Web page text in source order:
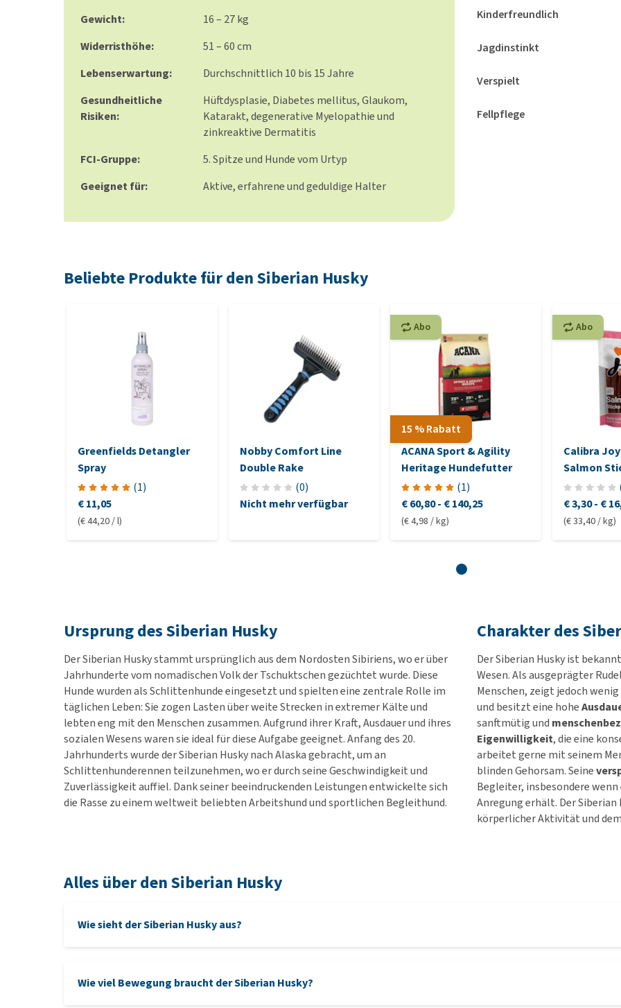
Gewicht:
16 – 27 kg
Widerristhöhe:
51 – 60 cm
Lebenserwartung:
Durchschnittlich 10 bis 15 Jahre
Gesundheitliche
Risiken:
Hüftdysplasie, Diabetes mellitus, Glaukom,
Katarakt, degenerative Myelopathie und
zinkreaktive Dermatitis
FCI-Gruppe:
5. Spitze und Hunde vom Urtyp
Geeignet für:
Aktive, erfahrene und geduldige Halter
Kinderfreundlich
Jagdinstinkt
Verspielt
Fellpflege
Beliebte Produkte für den Siberian Husky
Greenfields Detangler
Spray
(1)
€ 11,05
(€ 44,20 / l)
Nobby Comfort Line
Double Rake
(0)
Nicht mehr verfügbar
15 % Rabatt
Abo
ACANA Sport & Agility
Heritage Hundefutter
(1)
€ 60,80- € 140,25
(€ 4,98 / kg)
Abo
Calibra
Salmon
€ 3,30 - €
(€ 33,40 / kg)
Ursprung des Siberian Husky
Der Siberian Husky stammt ursprünglich aus dem Nordosten Sibiriens, wo er über
Jahrhunderte vom nomadischen Volk der Tschuktschen gezüchtet wurde. Diese
Hunde wurden als Schlittenhunde eingesetzt und spielten eine zentrale Rolle im
täglichen Leben: Sie zogen Lasten über weite Strecken in extremer Kälte und
lebten eng mit den Menschen zusammen. Aufgrund ihrer Kraft, Ausdauer und ihres
sozialen Wesens waren sie ideal für diese Aufgabe geeignet. Anfang des 20.
Jahrhunderts wurde der Siberian Husky nach Alaska gebracht, um an
Schlittenhunderennen teilzunehmen, wo er durch seine Geschwindigkeit und
Zuverlässigkeit auffiel. Dank seiner beeindruckenden Leistungen entwickelte sich
die Rasse zu einem weltweit beliebten Arbeitshund und sportlichen Begleithund.
Charakter des
Der Siberian Husky ist
Wesen. Als ausgeprägter
Menschen, zeigt jedoch
und besitzt eine hohe
sanftmütig und
Eigenwilligkeit, die eine
arbeitet gerne mit seinem
blinden Gehorsam. Seine
Begleiter, insbesondere
Anregung erhält. Der
körperlicher Aktivität und
Alles über den Siberian Husky
Wie sieht der Siberian Husky aus?
Wie viel Bewegung braucht der Siberian Husky?